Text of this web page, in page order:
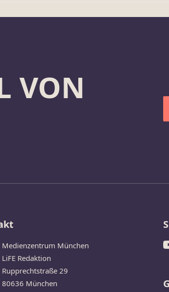
VON
Medienzentrum München
LiFE Redaktion
Rupprechtstraße 29
80636 München